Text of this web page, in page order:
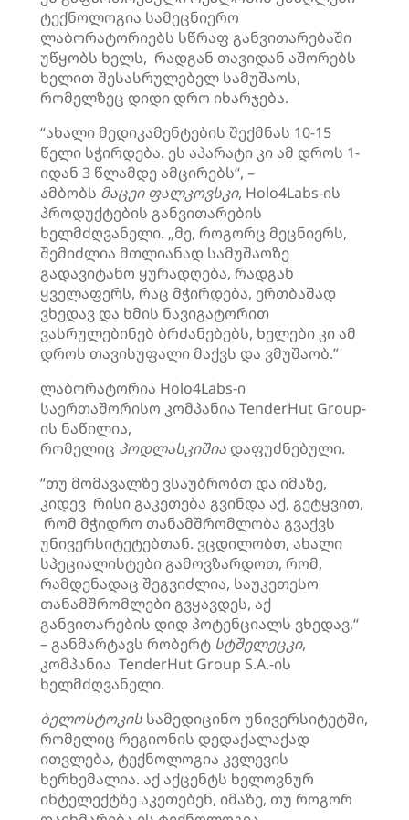
ტექნოლოგია სამეცნიერო
ლაბორატორიებს სწრაფ განვითარებაში
უწყობს ხელს, რადგან თავიდან აშორებს
ხელით შესასრულებელ სამუშაოს,
რომელზეც დიდი დრო იხარჯება.
“ახალი მედიკამენტების შექმნას 10-15
წელი სჭირდება. ეს აპარატი კი ამ დროს 1-
იდან 3 წლამდე ამცირებს“, –
ამბობს მაცეი ფალკოვსკი, Holo4Labs-ის
პროდუქტების განვითარების
ხელმძღვანელი. „მე, როგორც მეცნიერს,
შემიძლია მთლიანად სამუშაოზე
გადავიტანო ყურადღება, რადგან
ყველაფერს, რაც მჭირდება, ერთბაშად
ვხედავ და ხმის ნავიგატორით
ვასრულებინებ ბრძანებებს, ხელები კი ამ
დროს თავისუფალი მაქვს და ვმუშაობ.”
ლაბორატორია Holo4Labs-ი
საერთაშორისო კომპანია TenderHut Group-
ის ნაწილია,
რომელიც პოდლასკიშია დაფუძნებული.
“თუ მომავალზე ვსაუბრობთ და იმაზე,
კიდევ რისი გაკეთება გვინდა აქ, გეტყვით,
რომ მჭიდრო თანამშრომლობა გვაქვს
უნივერსიტეტებთან. ვცდილობთ, ახალი
სპეციალისტები გამოვზარდოთ, რომ,
რამდენადაც შეგვიძლია, საუკეთესო
თანამშრომლები გვყავდეს, აქ
განვითარების დიდ პოტენციალს ვხედავ,“
– განმარტავს რობერტ სტშელეცკი,
კომპანია TenderHut Group S.A.-ის
ხელმძღვანელი.
ბელოსტოკის სამედიცინო უნივერსიტეტში,
რომელიც რეგიონის დედაქალაქად
ითვლება, ტექნოლოგია კვლევის
ხერხემალია. აქ აქცენტს ხელოვნურ
ინტელექტზე აკეთებენ, იმაზე, თუ როგორ